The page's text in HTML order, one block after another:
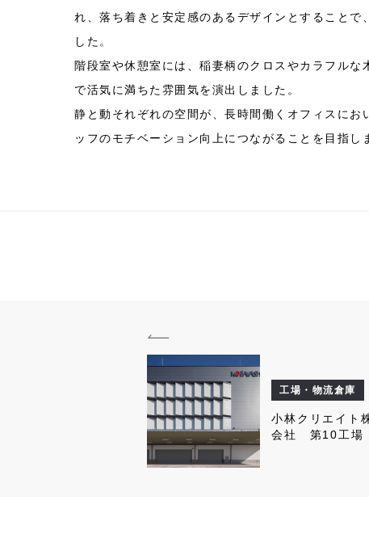
れ、落ち着きと安定感のあるデザインとすることで
した。
階段室や休憩室には、稲妻柄のクロスやカラフルな
で活気に満ちた雰囲気を演出しました。
静と動それぞれの空間が、長時間働くオフィスにお
ッフのモチベーション向上につながることを目指し
工場・物流倉庫
小林クリエイト
会社 第10工場